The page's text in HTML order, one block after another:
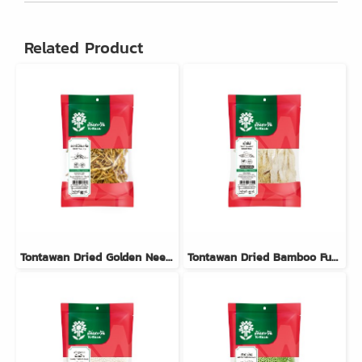
Related Product
Tontawan Dried Golden Needles (Day Lily Buds) 80g Tontawan Dried Bamboo Fungus 15g